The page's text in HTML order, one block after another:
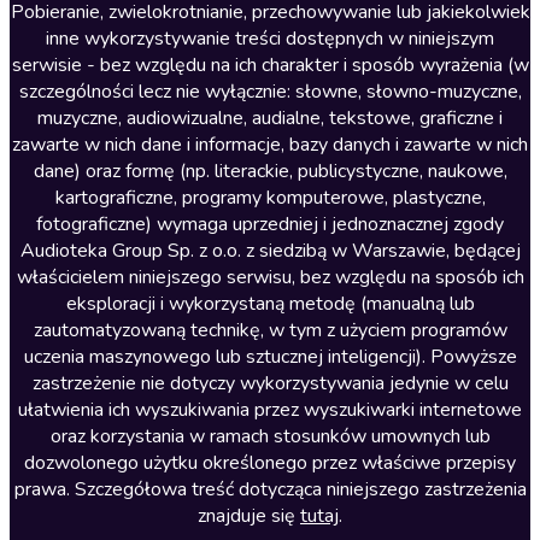
Literatura anglojęzyczna
Literatura faktu
Literatura obyczajowa
Literatura piękna obca
Literatura piękna polska
Nagrania relaksacyjne
Nauka języków
Nauki humanistyczne
Podcasty i audycje
Polityka
Prasa
Religia
Romans
Pobieranie, zwielokrotnianie, przechowywanie lub jakiekolwiek
inne wykorzystywanie treści dostępnych w niniejszym
serwisie - bez względu na ich charakter i sposób wyrażenia (w
szczególności lecz nie wyłącznie: słowne, słowno-muzyczne,
muzyczne, audiowizualne, audialne, tekstowe, graficzne i
zawarte w nich dane i informacje, bazy danych i zawarte w nich
dane) oraz formę (np. literackie, publicystyczne, naukowe,
kartograficzne, programy komputerowe, plastyczne,
fotograficzne) wymaga uprzedniej i jednoznacznej zgody
Audioteka Group Sp. z o.o. z siedzibą w Warszawie, będącej
właścicielem niniejszego serwisu, bez względu na sposób ich
eksploracji i wykorzystaną metodę (manualną lub
zautomatyzowaną technikę, w tym z użyciem programów
uczenia maszynowego lub sztucznej inteligencji). Powyższe
zastrzeżenie nie dotyczy wykorzystywania jedynie w celu
ułatwienia ich wyszukiwania przez wyszukiwarki internetowe
oraz korzystania w ramach stosunków umownych lub
dozwolonego użytku określonego przez właściwe przepisy
prawa. Szczegółowa treść dotycząca niniejszego zastrzeżenia
znajduje się tutaj.